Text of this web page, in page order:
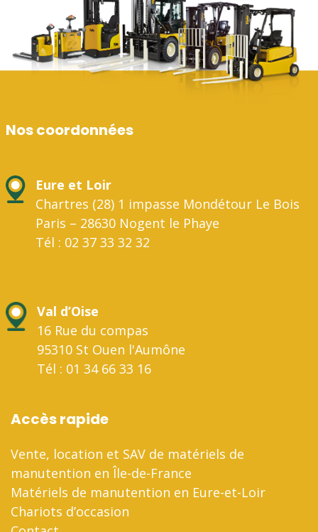
Nos coordonnées
Eure et Loir
Chartres (28) 1 impasse Mondétour Le Bois
Paris – 28630 Nogent le Phaye
Tél : 02 37 33 32 32
Val d’Oise
16 Rue du compas
95310 St Ouen l'Aumône
Tél : 01 34 66 33 16
Accès rapide
Vente, location et SAV de matériels de
manutention en Île-de-France
Matériels de manutention en Eure-et-Loir
Chariots d’occasion